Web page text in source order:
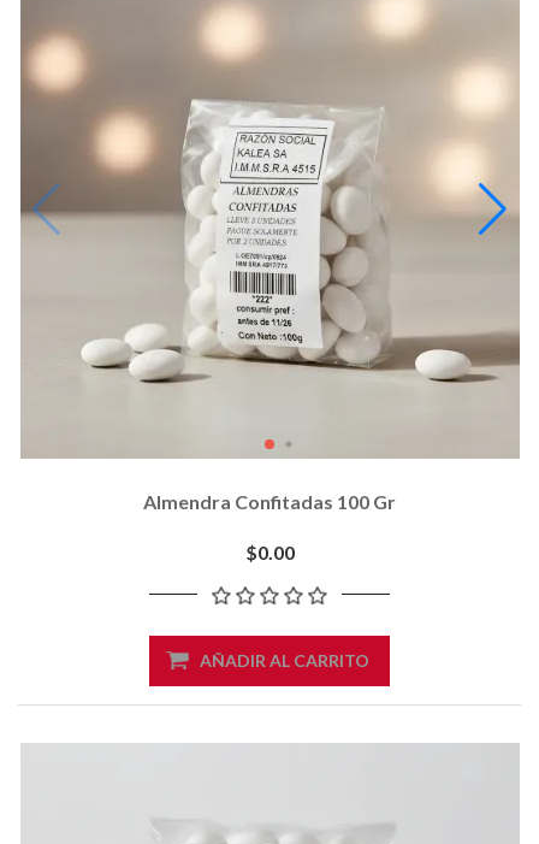
Almendra Confitadas 100 Gr
$0.00
AÑADIR AL CARRITO